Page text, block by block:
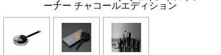
ーナー チャコールエディション